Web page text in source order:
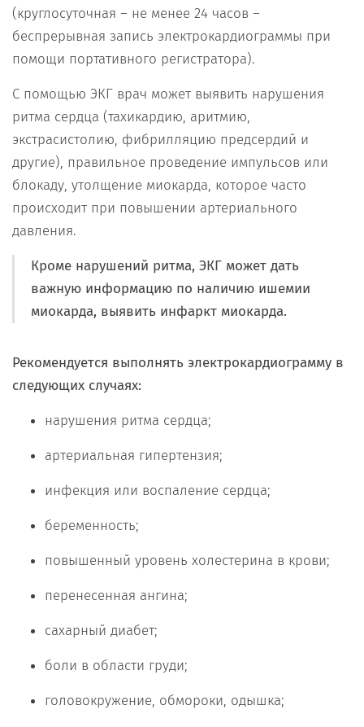
(круглосуточная – не менее 24 часов –
беспрерывная запись электрокардиограммы при
помощи портативного регистратора).
С помощью ЭКГ врач может выявить нарушения
ритма сердца (тахикардию, аритмию,
экстрасистолию, фибрилляцию предсердий и
другие), правильное проведение импульсов или
блокаду, утолщение миокарда, которое часто
происходит при повышении артериального
давления.
Кроме нарушений ритма, ЭКГ может дать
важную информацию по наличию ишемии
миокарда, выявить инфаркт миокарда.
Рекомендуется выполнять электрокардиограмму в
следующих случаях:
нарушения ритма сердца;
артериальная гипертензия;
инфекция или воспаление сердца;
беременность;
повышенный уровень холестерина в крови;
перенесенная ангина;
сахарный диабет;
боли в области груди;
головокружение, обмороки, одышка;